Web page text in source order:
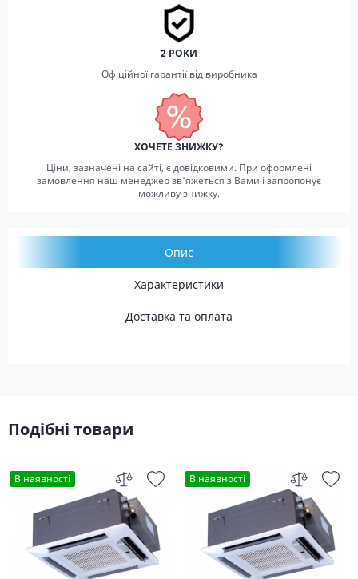
2 РОКИ
Офіційної гарантії від виробника
ХОЧЕТЕ ЗНИЖКУ?
Ціни, зазначені на сайті, є довідковими. При оформлені
замовлення наш менеджер зв'яжеться з Вами і запропонує
можливу знижку.
Опис
Характеристики
Доставка та оплата
Подібні товари
В наявності В наявності